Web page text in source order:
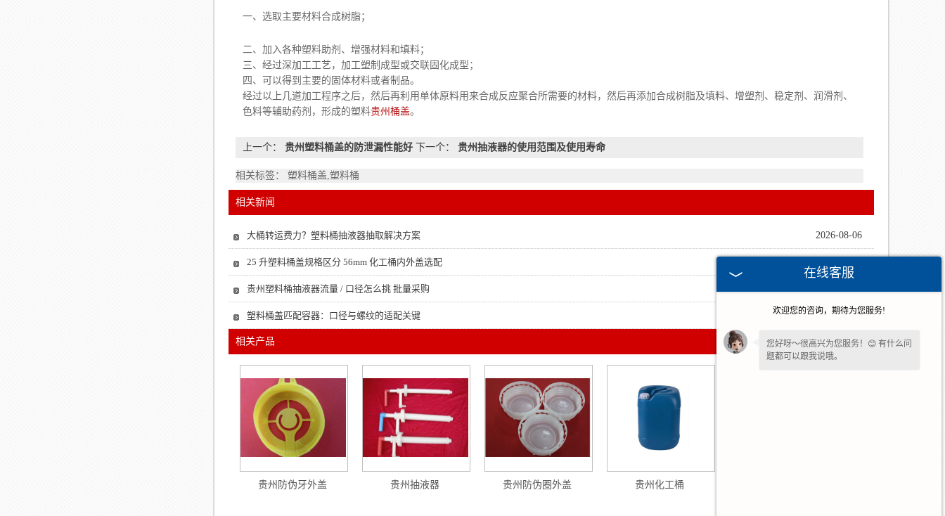
一、选取主要材料合成树脂；
二、加入各种塑料助剂、增强材料和填料；
三、经过深加工工艺，加工塑制成型或交联固化成型；
四、可以得到主要的固体材料或者制品。
经过以上几道加工程序之后，然后再利用单体原料用来合成反应聚合所需要的材料，然后再添加合成树脂及填料、增塑剂、稳定剂、润滑剂、
色料等辅助药剂，形成的塑料贵州桶盖。
上一个： 贵州塑料桶盖的防泄漏性能好 下一个： 贵州抽液器的使用范围及使用寿命
相关标签： 塑料桶盖,塑料桶
相关新闻
2026-08-06
大桶转运费力？塑料桶抽液器抽取解决方案
25 升塑料桶盖规格区分 56mm 化工桶内外盖选配
贵州塑料桶抽液器流量 / 口径怎么挑 批量采购
2026-05-21
塑料桶盖匹配容器：口径与螺纹的适配关键
相关产品
贵州防伪牙外盖 贵州抽液器 贵州防伪圈外盖 贵州化工桶
在线客服
欢迎您的咨询，期待为您服务!
您好呀～很高兴为您服务！😊 有什么问
题都可以跟我说哦。